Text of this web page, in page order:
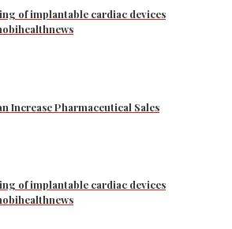
of implantable cardiac devices
Increase Pharmaceutical Sales
of implantable cardiac devices